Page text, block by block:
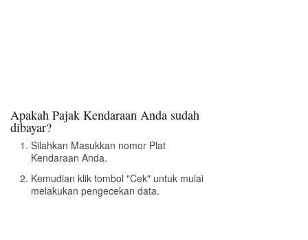
Apakah Pajak Kendaraan Anda sudah
dibayar?
Silahkan Masukkan nomor Plat
Kendaraan Anda.
Kemudian klik tombol "Cek" untuk mulai
melakukan pengecekan data.